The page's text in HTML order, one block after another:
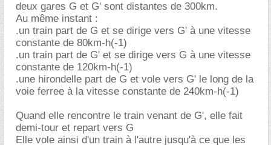
deux gares G et G' sont distantes de 300km.
Au même instant :
.un train part de G et se dirige vers G' à une vitesse
constante de 80km-h(-1)
.un train part de G' et se dirige vers G à une vitesse
constante de 120km-h(-1)
.une hirondelle part de G et vole vers G' le long de la
voie ferree à la vitesse constante de 240km-h(-1)
Quand elle rencontre le train venant de G', elle fait
demi-tour et repart vers G
Elle vole ainsi d'un train à l'autre jusqu'à ce que les